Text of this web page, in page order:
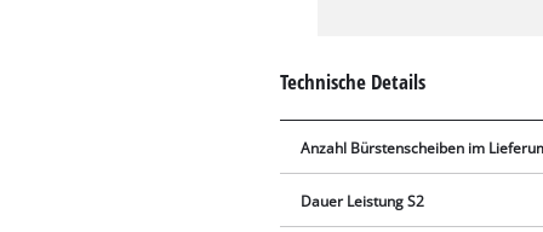
Technische Details
Anzahl Bürstenscheiben im
Dauer Leistung S2